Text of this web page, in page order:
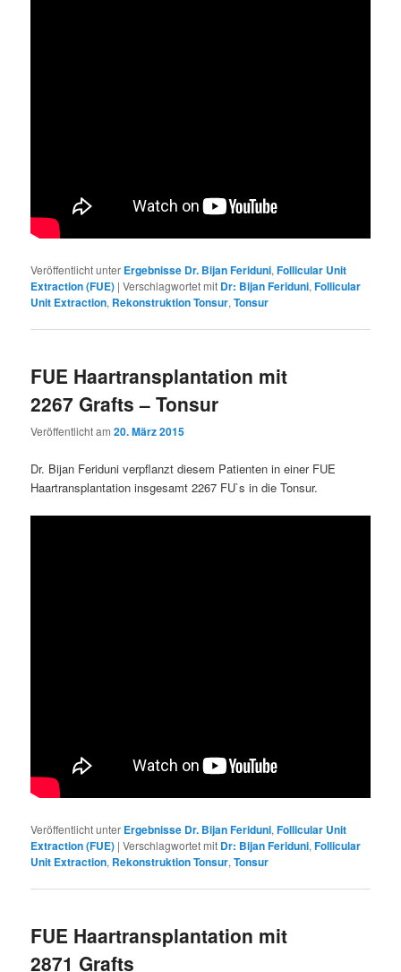
Veröffentlicht unter Ergebnisse Dr. Bijan Feriduni,Follicular Unit
Extraction (FUE) |Verschlagwortet mit Dr: Bijan Feriduni,Follicular
Unit Extraction, Rekonstruktion Tonsur,Tonsur
FUE Haartransplantation mit
2267 Grafts – Tonsur
Veröffentlicht am20. März 2015
Dr. Bijan Feriduni verpflanzt diesem Patienten in einer FUE
Haartransplantation insgesamt 2267 FU`s in die Tonsur.
Veröffentlicht unter Ergebnisse Dr. Bijan Feriduni,Follicular Unit
Extraction (FUE) |Verschlagwortet mit Dr: Bijan Feriduni,Follicular
Unit Extraction, Rekonstruktion Tonsur,Tonsur
FUE Haartransplantation mit
2871 Grafts